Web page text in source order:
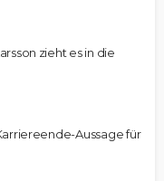
zieht es in die
Aussage für